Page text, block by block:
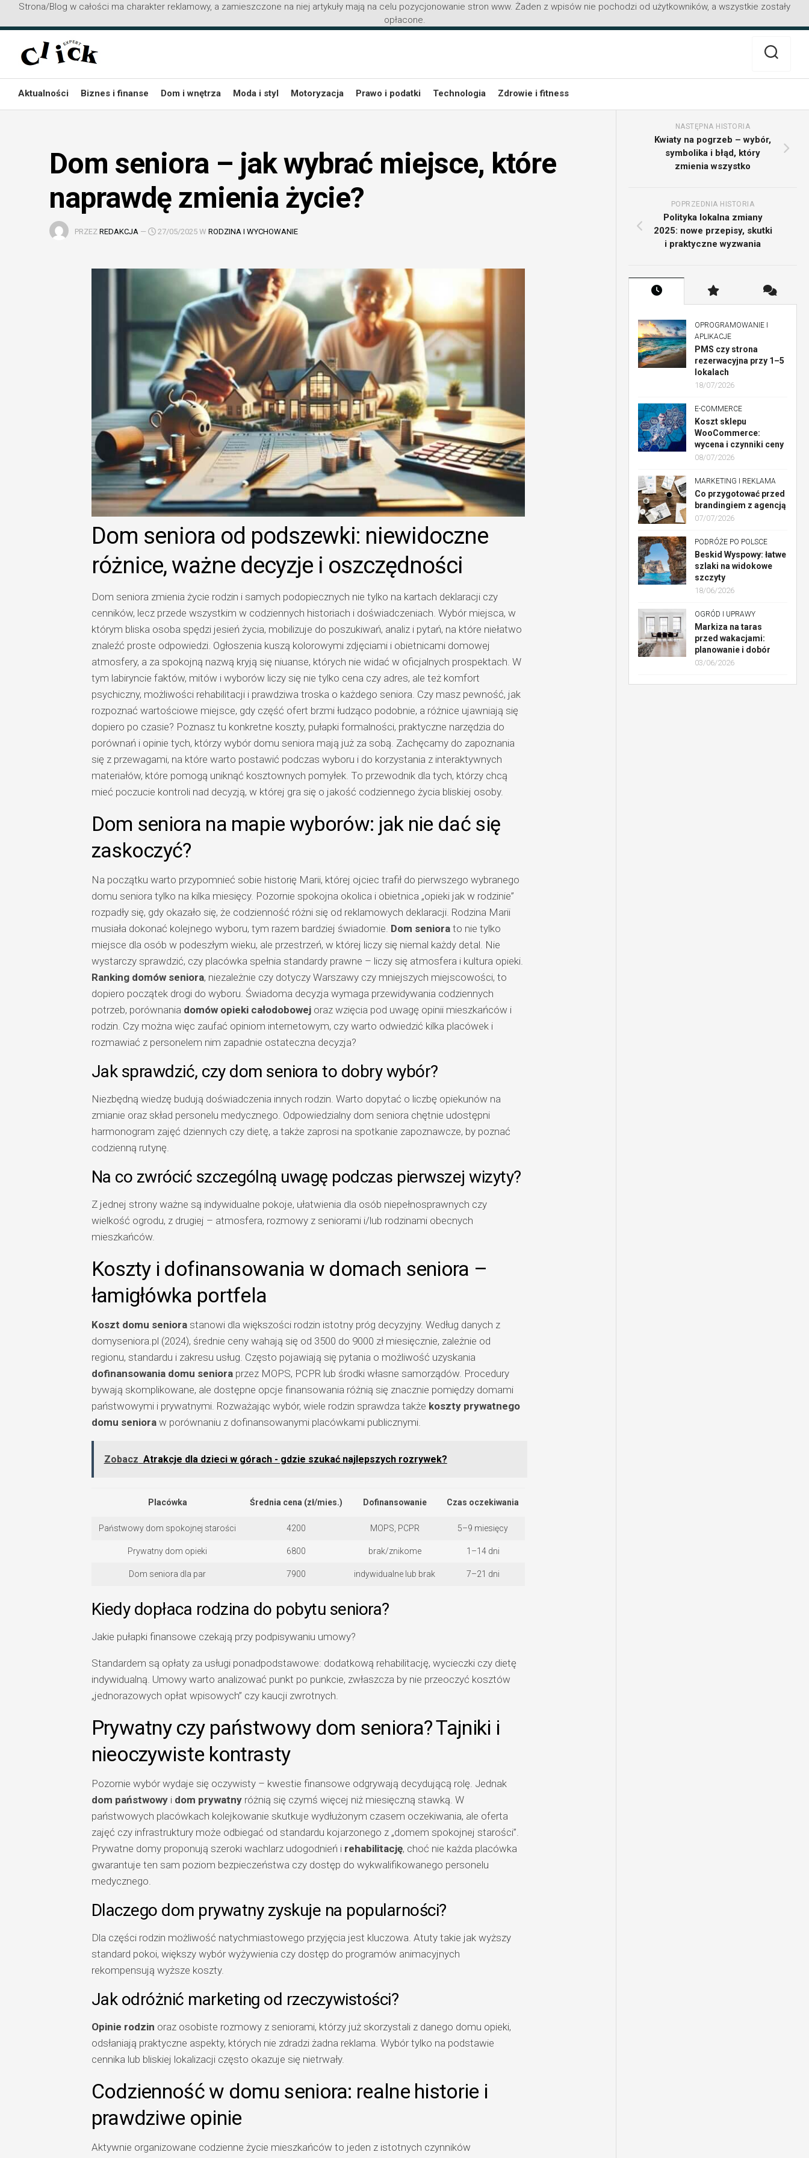
Strona/Blog w całości ma charakter reklamowy, a zamieszczone na niej artykuły mają na celu pozycjonowanie stron www. Żaden z wpisów nie pochodzi od użytkowników, a wszystkie zostały
opłacone.
Przejdź
treści
Aktualności Biznes i finanse Dom i wnętrza Moda i styl Motoryzacja Prawo i podatki Technologia Zdrowie i fitness
Dom seniora – jak wybrać miejsce, które
naprawdę zmienia życie?
PRZEZ REDAKCJA— 27/05/2025 W RODZINA I WYCHOWANIE
Dom seniora od podszewki: niewidoczne
różnice, ważne decyzje i oszczędności
Dom seniora zmienia życie rodzin i samych podopiecznych nie tylko na kartach deklaracji czy
cenników, lecz przede wszystkim w codziennych historiach i doświadczeniach. Wybór miejsca, w
którym bliska osoba spędzi jesień życia, mobilizuje do poszukiwań, analiz i pytań, na które niełatwo
znaleźć proste odpowiedzi. Ogłoszenia kuszą kolorowymi zdjęciami i obietnicami domowej
atmosfery, a za spokojną nazwą kryją się niuanse, których nie widać w oficjalnych prospektach. W
tym labiryncie faktów, mitów i wyborów liczy się nie tylko cena czy adres, ale też komfort
psychiczny, możliwości rehabilitacji i prawdziwa troska o każdego seniora. Czy masz pewność, jak
rozpoznać wartościowe miejsce, gdy część ofert brzmi łudząco podobnie, a różnice ujawniają się
dopiero po czasie? Poznasz tu konkretne koszty, pułapki formalności, praktyczne narzędzia do
porównań i opinie tych, którzy wybór domu seniora mają już za sobą. Zachęcamy do zapoznania
się z przewagami, na które warto postawić podczas wyboru i do korzystania z interaktywnych
materiałów, które pomogą uniknąć kosztownych pomyłek. To przewodnik dla tych, którzy chcą
mieć poczucie kontroli nad decyzją, w której gra się o jakość codziennego życia bliskiej osoby.
Dom seniora na mapie wyborów: jak nie dać się
zaskoczyć?
Na początku warto przypomnieć sobie historię Marii, której ojciec trafił do pierwszego wybranego
domu seniora tylko na kilka miesięcy. Pozornie spokojna okolica i obietnica „opieki jak w rodzinie”
rozpadły się, gdy okazało się, że codzienność różni się od reklamowych deklaracji. Rodzina Marii
musiała dokonać kolejnego wyboru, tym razem bardziej świadomie. Dom seniorato nie tylko
miejsce dla osób w podeszłym wieku, ale przestrzeń, w której liczy się niemal każdy detal. Nie
wystarczy sprawdzić, czy placówka spełnia standardy prawne – liczy się atmosfera i kultura opieki.
Ranking domów seniora, niezależnie czy dotyczy Warszawy czy mniejszych miejscowości, to
dopiero początek drogi do wyboru. Świadoma decyzja wymaga przewidywania codziennych
potrzeb, porównania domów opieki całodobowejoraz wzięcia pod uwagę opinii mieszkańców i
rodzin. Czy można więc zaufać opiniom internetowym, czy warto odwiedzić kilka placówek i
rozmawiać z personelem nim zapadnie ostateczna decyzja?
Jak sprawdzić, czy dom seniora to dobry wybór?
Niezbędną wiedzę budują doświadczenia innych rodzin. Warto dopytać o liczbę opiekunów na
zmianie oraz skład personelu medycznego. Odpowiedzialny dom seniora chętnie udostępni
harmonogram zajęć dziennych czy dietę, a także zaprosi na spotkanie zapoznawcze, by poznać
codzienną rutynę.
Na co zwrócić szczególną uwagę podczas pierwszej wizyty?
Z jednej strony ważne są indywidualne pokoje, ułatwienia dla osób niepełnosprawnych czy
wielkość ogrodu, z drugiej – atmosfera, rozmowy z seniorami i/lub rodzinami obecnych
mieszkańców.
Koszty i dofinansowania w domach seniora –
łamigłówka portfela
Koszt domu seniorastanowi dla większości rodzin istotny próg decyzyjny. Według danych z
domyseniora.pl (2024), średnie ceny wahają się od 3500 do 9000 zł miesięcznie, zależnie od
regionu, standardu i zakresu usług. Często pojawiają się pytania o możliwość uzyskania
dofinansowania domu senioraprzez MOPS, PCPR lub środki własne samorządów. Procedury
bywają skomplikowane, ale dostępne opcje finansowania różnią się znacznie pomiędzy domami
państwowymi i prywatnymi. Rozważając wybór, wiele rodzin sprawdza także koszty prywatnego
domu senioraw porównaniu z dofinansowanymi placówkami publicznymi.
Zobacz Atrakcje dla dzieci w górach - gdzie szukać najlepszych rozrywek?
Placówka Średnia cena (zł/mies.) Dofinansowanie Czas oczekiwania
Państwowy dom spokojnej starości 4200 MOPS, PCPR 5–9 miesięcy
Prywatny dom opieki 6800 brak/znikome 1–14 dni
Dom seniora dla par 7900 indywidualne lub brak 7–21 dni
Kiedy dopłaca rodzina do pobytu seniora?
Jakie pułapki finansowe czekają przy podpisywaniu umowy?
Standardem są opłaty za usługi ponadpodstawowe: dodatkową rehabilitację, wycieczki czy dietę
indywidualną. Umowy warto analizować punkt po punkcie, zwłaszcza by nie przeoczyć kosztów
„jednorazowych opłat wpisowych” czy kaucji zwrotnych.
Prywatny czy państwowy dom seniora? Tajniki i
nieoczywiste kontrasty
Pozornie wybór wydaje się oczywisty – kwestie finansowe odgrywają decydującą rolę. Jednak
dom państwowyi dom prywatnyróżnią się czymś więcej niż miesięczną stawką. W
państwowych placówkach kolejkowanie skutkuje wydłużonym czasem oczekiwania, ale oferta
zajęć czy infrastruktury może odbiegać od standardu kojarzonego z „domem spokojnej starości”.
Prywatne domy proponują szeroki wachlarz udogodnień i rehabilitację, choć nie każda placówka
gwarantuje ten sam poziom bezpieczeństwa czy dostęp do wykwalifikowanego personelu
medycznego.
Dlaczego dom prywatny zyskuje na popularności?
Dla części rodzin możliwość natychmiastowego przyjęcia jest kluczowa. Atuty takie jak wyższy
standard pokoi, większy wybór wyżywienia czy dostęp do programów animacyjnych
rekompensują wyższe koszty.
Jak odróżnić marketing od rzeczywistości?
Opinie rodzin oraz osobiste rozmowy z seniorami, którzy już skorzystali z danego domu opieki,
odsłaniają praktyczne aspekty, których nie zdradzi żadna reklama. Wybór tylko na podstawie
cennika lub bliskiej lokalizacji często okazuje się nietrwały.
Codzienność w domu seniora: realne historie i
prawdziwe opinie
Aktywnie organizowane codzienne życie mieszkańców to jeden z istotnych czynników
NASTĘPNA HISTORIA
Kwiaty na pogrzeb – wybór,
symbolika i błąd, który
zmienia wszystko
POPRZEDNIA HISTORIA
Polityka lokalna zmiany
2025: nowe przepisy, skutki
i praktyczne wyzwania
OPROGRAMOWANIE I
APLIKACJE
PMS czy strona
rezerwacyjna przy 1–5
lokalach
18/07/2026
E-COMMERCE
Koszt sklepu
WooCommerce:
wycena i czynniki ceny
08/07/2026
MARKETING I REKLAMA
Co przygotować przed
brandingiem z agencją
07/07/2026
PODRÓŻE PO POLSCE
Beskid Wyspowy: łatwe
szlaki na widokowe
szczyty
18/06/2026
OGRÓD I UPRAWY
Markiza na taras
przed wakacjami:
planowanie i dobór
03/06/2026